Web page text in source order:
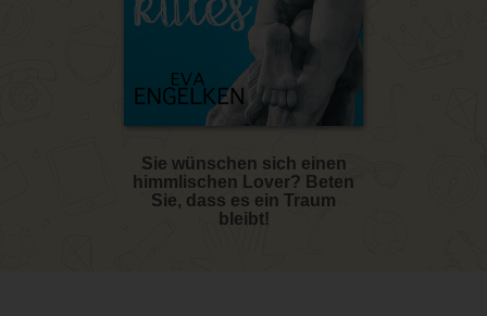
Sie wünschen sich einen
himmlischen Lover? Beten
Sie, dass es ein Traum
bleibt!